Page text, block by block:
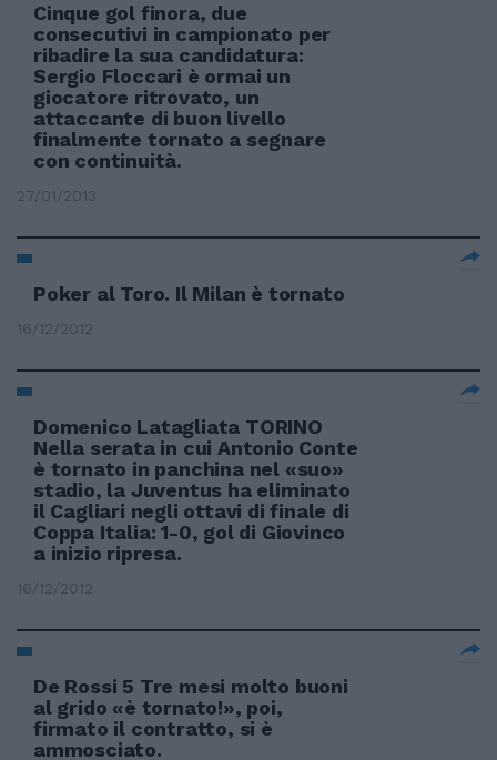
Cinque gol finora, due
consecutivi in campionato per
ribadire la sua candidatura:
Sergio Floccari è ormai un
giocatore ritrovato, un
attaccante di buon livello
finalmente tornato a segnare
con continuità.
27/01/2013
Poker al Toro. Il Milan è tornato
16/12/2012
Domenico Latagliata TORINO
Nella serata in cui Antonio Conte
è tornato in panchina nel «suo»
stadio, la Juventus ha eliminato
il Cagliari negli ottavi di finale di
Coppa Italia: 1-0, gol di Giovinco
a inizio ripresa.
16/12/2012
De Rossi 5 Tre mesi molto buoni
al grido «è tornato!», poi,
firmato il contratto, si è
ammosciato.